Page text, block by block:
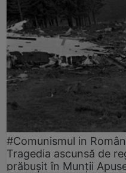
#Comunismul in
Tragedia ascunsă de
prăbușit în Munții